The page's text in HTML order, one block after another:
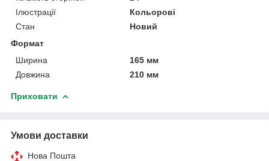
Ілюстрації
Кольорові
Стан
Новий
Формат
Ширина
165 мм
Довжина
210 мм
Приховати
Умови доставки
Нова Пошта